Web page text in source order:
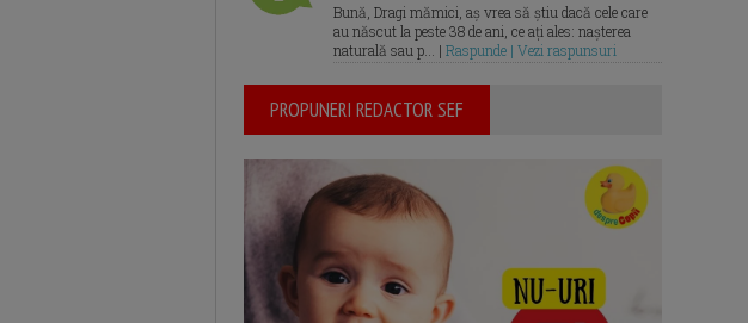
Bună, Dragi mămici, aș vrea să știu dacă cele care
au născut la peste 38 de ani, ce ați ales: nașterea
naturală sau p... | Raspunde | Vezi raspunsuri
PROPUNERI REDACTOR SEF